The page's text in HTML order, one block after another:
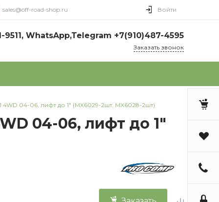
sales@off-road-shop.ru Войти
9511, WhatsApp,Telegram +7(910)487-4595
Заказать звонок
04-06, лифт до 1" (MX6029-2шт, MX6028-2шт)
04-06, лифт до 1"